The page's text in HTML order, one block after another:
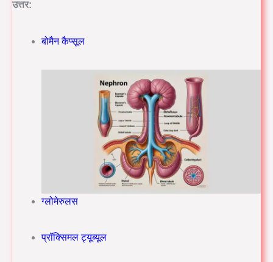
उत्तर:
बोमैन कैप्सूल
ग्लोमेरुलस
प्रॉक्सिमल ट्यूब्यूल